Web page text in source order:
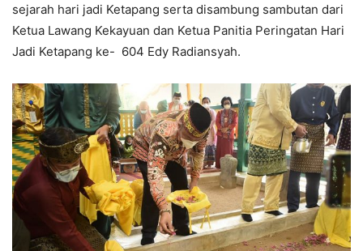
sejarah hari jadi Ketapang serta disambung sambutan dari
Ketua Lawang Kekayuan dan Ketua Panitia Peringatan Hari
Jadi Ketapang ke- 604 Edy Radiansyah.